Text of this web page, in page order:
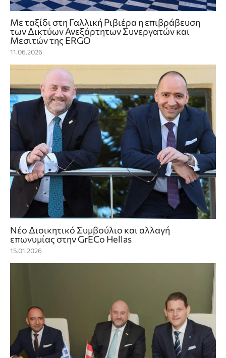
Με ταξίδι στη Γαλλική Ριβιέρα η επιβράβευση
των Δικτύων Ανεξάρτητων Συνεργατών και
Μεσιτών της ERGO
11.06.2026
Νέο Διοικητικό Συμβούλιο και αλλαγή
επωνυμίας στην GrECo Hellas
15.01.2026